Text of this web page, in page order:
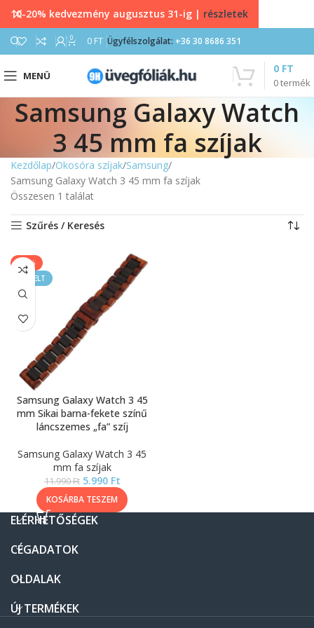
0 0 FT Ügyfélszolgálat: +36 30 8686 351
MENÜ
0termék
0 FT
Samsung Galaxy Watch
3 45 mm fa szíjak
Kezdőlap Okosóra szíjak Samsung
Samsung Galaxy Watch 3 45 mm fa szíjak
Összesen 1 találat
Szűrés / Keresés
-50%
KIEMELT
Samsung Galaxy Watch 3 45
mm Sikai barna-fekete színű
láncszemes „fa” szíj
Samsung Galaxy Watch 3 45
mm fa szíjak
11.990Ft 5.990 Ft
KOSÁRBA TESZEM
ELÉRHETŐSÉGEK
CÉGADATOK
OLDALAK
ÚJ TERMÉKEK
10-20% kedvezmény augusztus 31-ig | részletek